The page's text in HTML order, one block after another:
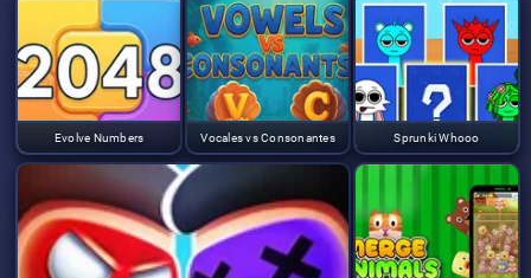
Evolve Numbers Vocales vs Consonantes Sprunki Whooo